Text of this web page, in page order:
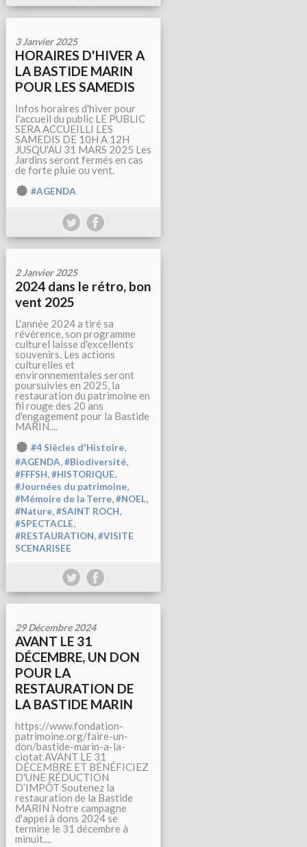
3 Janvier 2025
HORAIRES D'HIVER A
LA BASTIDE MARIN
POUR LES SAMEDIS
Infos horaires d'hiver pour
l'accueil du public LE PUBLIC
SERA ACCUEILLI LES
SAMEDIS DE 10H A 12H
JUSQU'AU 31 MARS 2025 Les
Jardins seront fermés en cas
de forte pluie ou vent.
#AGENDA
2 Janvier 2025
2024 dans le rétro, bon
vent 2025
L'année 2024 a tiré sa
révérence, son programme
culturel laisse d'excellents
souvenirs. Les actions
culturelles et
environnementales seront
poursuivies en 2025, la
restauration du patrimoine en
fil rouge des 20 ans
d'engagement pour la Bastide
MARIN....
#4 Siècles d'Histoire,
#AGENDA,#Biodiversité,
#FFFSH,#HISTORIQUE,
#Journées du patrimoine,
#Mémoire de la Terre,#NOEL,
#Nature,#SAINT ROCH,
#SPECTACLE,
#RESTAURATION,#VISITE
SCENARISEE
29 Décembre 2024
AVANT LE 31
DÉCEMBRE, UN DON
POUR LA
RESTAURATION DE
LA BASTIDE MARIN
https://www.fondation-
patrimoine.org/faire-un-
don/bastide-marin-a-la-
ciotat AVANT LE 31
DÉCEMBRE ET BÉNÉFICIEZ
D'UNE RÉDUCTION
D’IMPÔT Soutenez la
restauration de la Bastide
MARIN Notre campagne
d'appel à dons 2024 se
termine le 31 décembre à
minuit....